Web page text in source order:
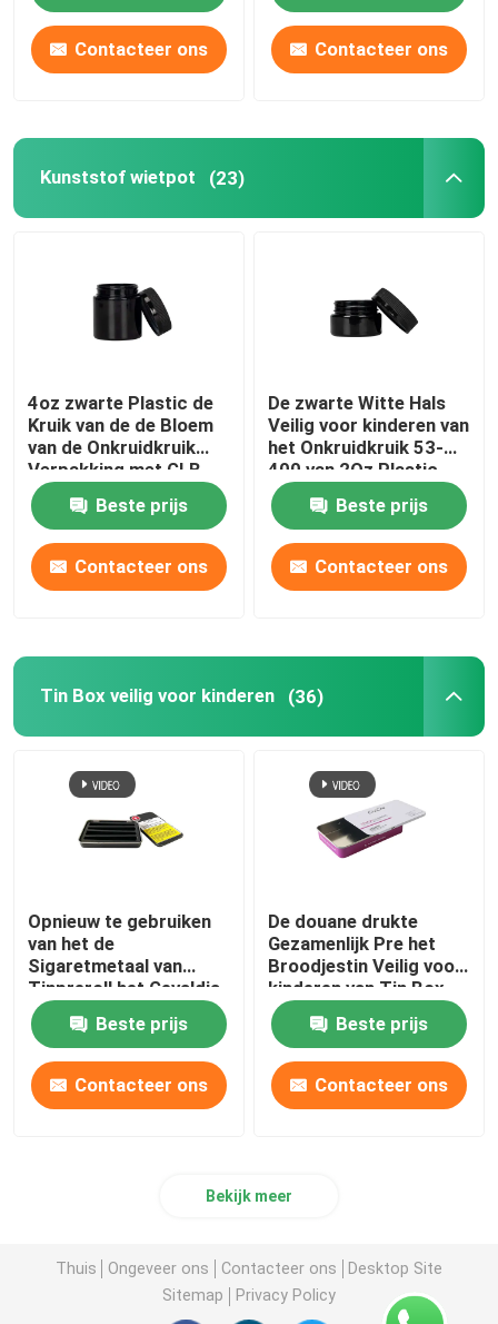
Contacteer ons Contacteer ons
Kunststof wietpot (23)
4oz zwarte Plastic de
Kruik van de de Bloem
van de Onkruidkruik
Verpakking met GLB
Beste prijs
Contacteer ons
De zwarte Witte Hals
Veilig voor kinderen van
het Onkruidkruik 53-
400 van 2Oz Plastic
eindigt
Beste prijs
Contacteer ons
Tin Box veilig voor kinderen (36)
Opnieuw te gebruiken
van het de
Sigaretmetaal van
Tinpreroll het Gevaldia
Veilig voor kinderen Tin
Box
Beste prijs
Contacteer ons
De douane drukte
Gezamenlijk Pre het
Broodjestin Veilig voor
kinderen van Tin Box
For Edible
Beste prijs
Contacteer ons
Bekijk meer
Thuis Ongeveer ons Contacteer ons
Desktop Site
Sitemap
Privacy Policy